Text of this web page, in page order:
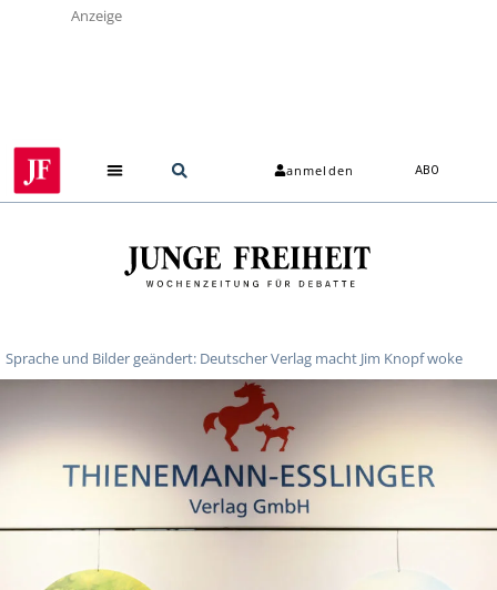
Anzeige
anmelden ABO
Sprache und Bilder geändert: Deutscher Verlag macht Jim Knopf woke